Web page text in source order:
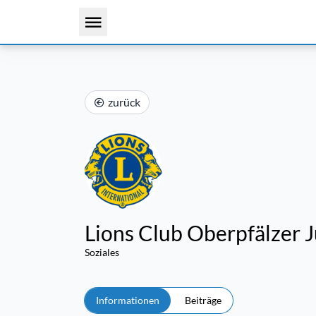
zurück
Lions Club Oberpfälzer
Soziales
Informationen Beiträge